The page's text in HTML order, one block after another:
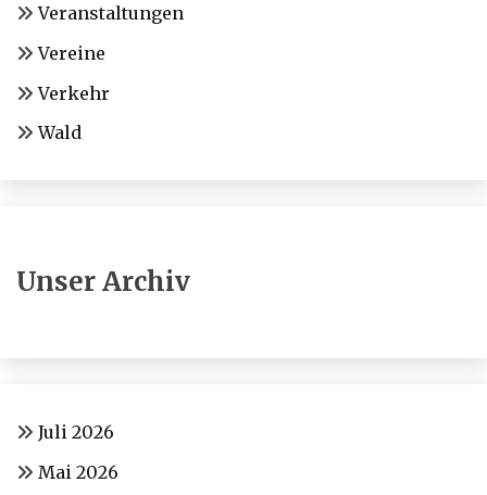
Veranstaltungen
Vereine
Verkehr
Wald
Unser Archiv
Juli 2026
Mai 2026